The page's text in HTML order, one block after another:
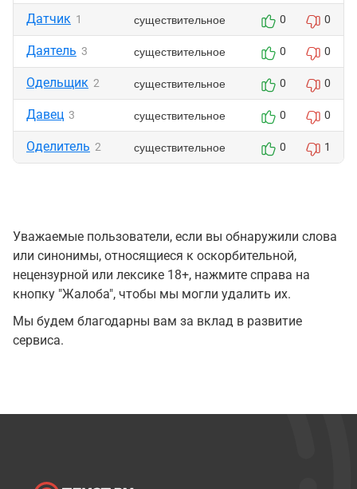
Датчик 1 существительное 0 0
Даятель 3 существительное 0 0
Одельщик 2 существительное 0 0
Давец 3 существительное 0 0
Оделитель 2 существительное 0 1
Уважаемые пользователи, если вы обнаружили слова
или синонимы, относящиеся к оскорбительной,
нецензурной или лексике 18+, нажмите справа на
кнопку "Жалоба", чтобы мы могли удалить их.
Мы будем благодарны вам за вклад в развитие
сервиса.